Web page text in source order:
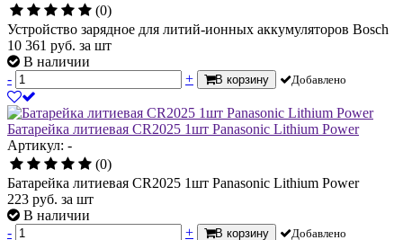
(0)
Устройство зарядное для литий-ионных аккумуляторов Bosch
10 361 руб. за шт
В наличии
-
+ В корзину Добавлено
Батарейка литиевая CR2025 1шт Panasonic Lithium Power
Артикул: -
(0)
Батарейка литиевая CR2025 1шт Panasonic Lithium Power
223 руб. за шт
В наличии
-
+ В корзину Добавлено